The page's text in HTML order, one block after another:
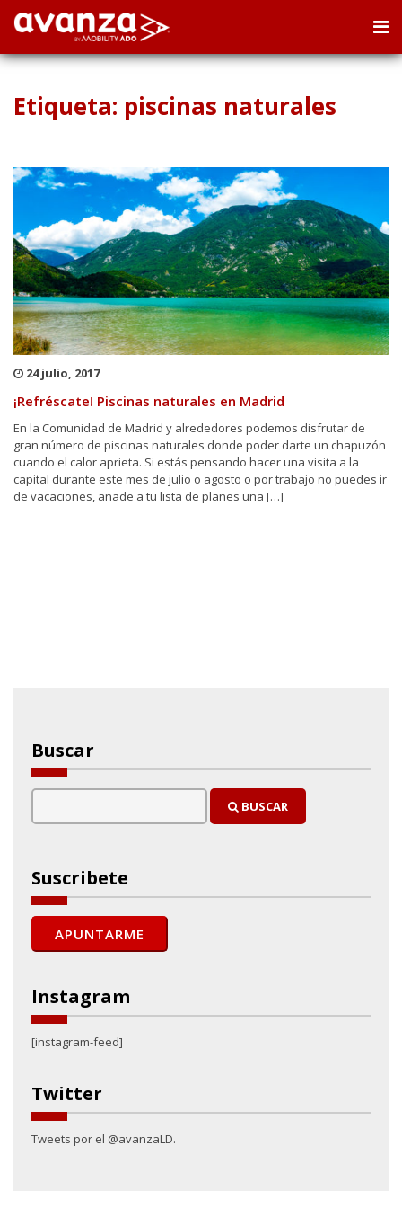
Etiqueta: piscinas naturales
24 julio, 2017
¡Refréscate! Piscinas naturales en Madrid
En la Comunidad de Madrid y alrededores podemos disfrutar de
gran número de piscinas naturales donde poder darte un chapuzón
cuando el calor aprieta. Si estás pensando hacer una visita a la
capital durante este mes de julio o agosto o por trabajo no puedes ir
de vacaciones, añade a tu lista de planes una […]
Buscar
BUSCAR
Suscribete
Instagram
[instagram-feed]
Twitter
Tweets por el @avanzaLD.